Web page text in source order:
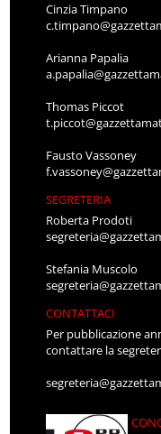
Cinzia Timpano
Arianna Papalia
Thomas Piccot
Fausto Vassoney
SEGRETERIA
Roberta Prodoti
Stefania Muscolo
CONTATTACI
Per pubblicazione
contattare la